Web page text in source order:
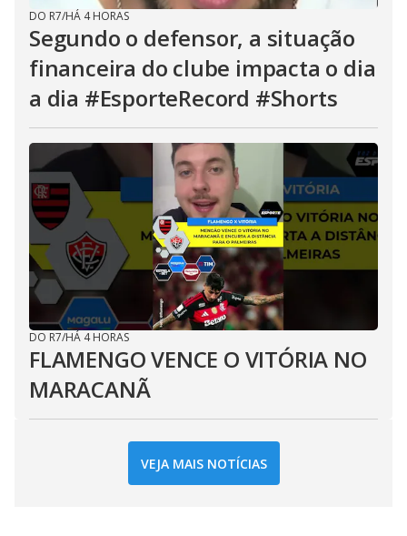
DO R7/HÁ 4 HORAS
Segundo o defensor, a situação
financeira do clube impacta o dia
a dia #EsporteRecord #Shorts
DO R7/HÁ 4 HORAS
FLAMENGO VENCE O VITÓRIA NO
MARACANÃ
VEJA MAIS NOTÍCIAS